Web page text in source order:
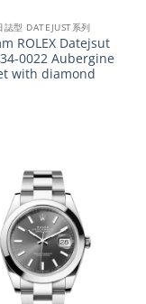
誌型 DATEJUST系列
ROLEX Datejsut
0022 Aubergine
with diamond